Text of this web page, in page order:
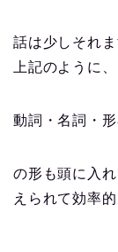
話は少しそれ
上記のように、
動詞・名詞・
の形も頭に入
えられて効率的